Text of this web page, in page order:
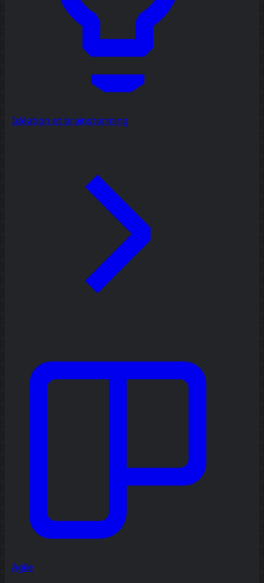
Idéation et brainstorming
Agile